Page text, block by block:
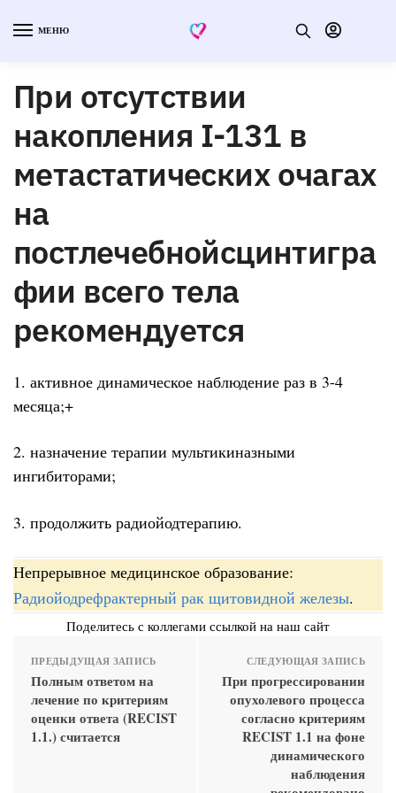
МЕНЮ
При отсутствии
накопления I-131 в
метастатических очагах
на
постлечебнойсцинтигра
фии всего тела
рекомендуется
1. активное динамическое наблюдение раз в 3-4
месяца;+
2. назначение терапии мультикиназными
ингибиторами;
3. продолжить радиойодтерапию.
Непрерывное медицинское образование:
Радиойодрефрактерный рак щитовидной железы.
Поделитесь с коллегами ссылкой на наш сайт
ПРЕДЫДУЩАЯ ЗАПИСЬ
Полным ответом на
лечение по критериям
оценки ответа (RECIST
1.1.) считается
СЛЕДУЮЩАЯ ЗАПИСЬ
При прогрессировании
опухолевого процесса
согласно критериям
RECIST 1.1 на фоне
динамического
наблюдения